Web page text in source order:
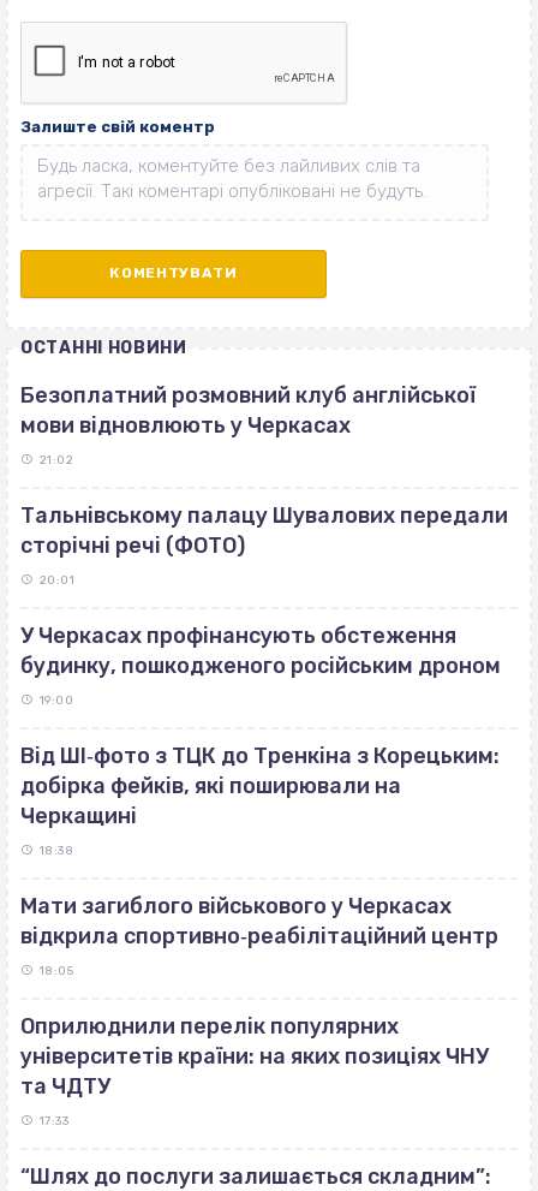
Залиште свій коментр
ОСТАННІ НОВИНИ
Безоплатний розмовний клуб англійської
мови відновлюють у Черкасах
21:02
Тальнівському палацу Шувалових передали
сторічні речі (ФОТО)
20:01
У Черкасах профінансують обстеження
будинку, пошкодженого російським дроном
19:00
Від ШІ‐фото з ТЦК до Тренкіна з Корецьким:
добірка фейків, які поширювали на
Черкащині
18:38
Мати загиблого військового у Черкасах
відкрила спортивно‐реабілітаційний центр
18:05
Оприлюднили перелік популярних
університетів країни: на яких позиціях ЧНУ
та ЧДТУ
17:33
“Шлях до послуги залишається складним”: